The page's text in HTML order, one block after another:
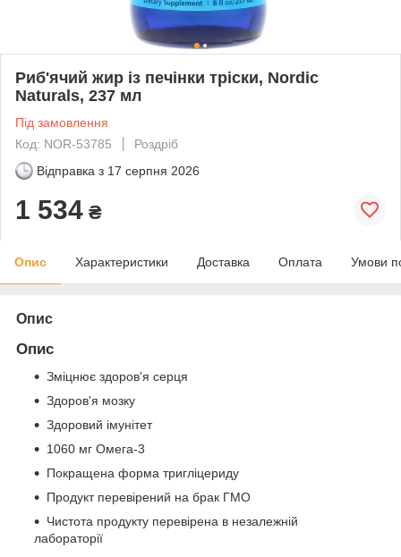
Риб'ячий жир із печінки тріски, Nordic
Naturals, 237 мл
Під замовлення
Код: NOR-53785
Роздріб
Відправка з 17 серпня 2026
1 534 ₴
Опис Характеристики Доставка Оплата Умови
Опис
Опис
Зміцнює здоров'я серця
Здоров'я мозку
Здоровий імунітет
1060 мг Омега-3
Покращена форма тригліцериду
Продукт перевірений на брак ГМО
Чистота продукту перевірена в незалежній
лабораторії